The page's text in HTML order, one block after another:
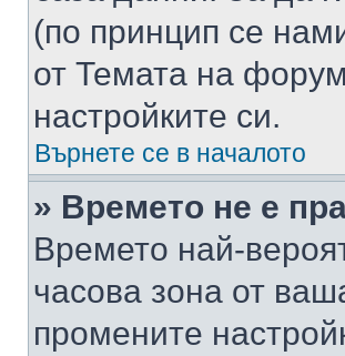
(по принцип се
от Темата на
настройките си.
Върнете се в началото
» Времето не е
Времето най-
часова зона от
промените